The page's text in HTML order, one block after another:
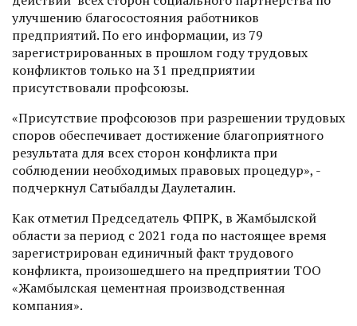
улучшению благосостояния работников
предприятий. По его информации, из 79
зарегистрированных в прошлом году трудовых
конфликтов только на 31 предприятии
присутствовали профсоюзы.
«Присутствие профсоюзов при разрешении трудовых
споров обеспечивает достижение благоприятного
результата для всех сторон конфликта при
соблюдении необходимых правовых процедур», -
подчеркнул Сатыбалды Даулеталин.
Как отметил Председатель ФПРК, в Жамбылской
области за период с 2021 года по настоящее время
зарегистрирован единичный факт трудового
конфликта, произошедшего на предприятии ТОО
«Жамбылская цементная производственная
компания».